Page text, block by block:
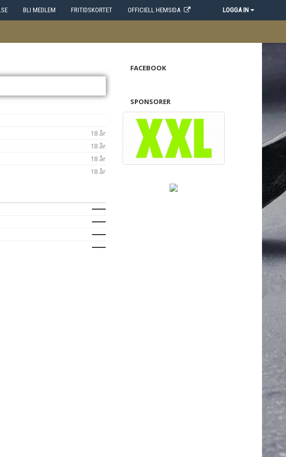
BLI MEDLEM FRITIDSKORTET OFFICIELL HEMSIDA LOGGA IN
18 år
18 år
18 år
18 år
FACEBOOK
SPONSORER